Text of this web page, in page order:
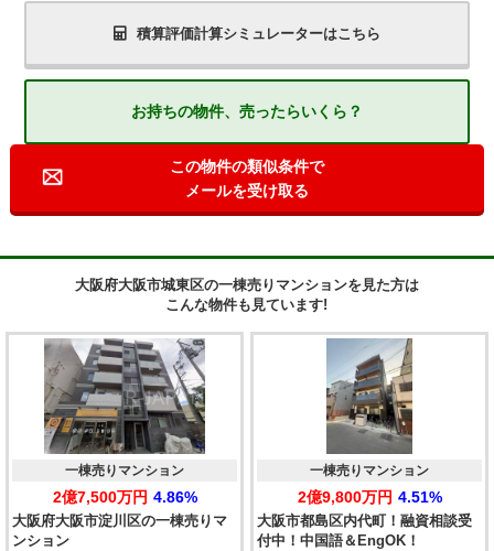
積算評価計算シミュレーターはこちら
お持ちの物件、売ったらいくら？
この物件の類似条件で
メールを受け取る
大阪府大阪市城東区の一棟売りマンションを見た方は
こんな物件も見ています!
大阪府大阪市淀川区の一棟売りマ
ンション
一棟売りマンション
2億7,500万円 4.86%
大阪市都島区内代町！融資相談受
付中！中国語＆EngOK！
一棟売りマンション
2億9,800万円 4.51%